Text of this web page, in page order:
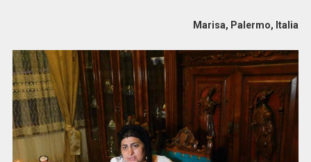
Marisa, Palermo, Italia